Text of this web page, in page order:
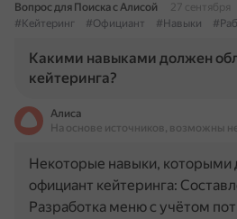
Вопрос для Поиска с Алисой
27 сентября
#Кейтеринг
#Официант #Навыки
Какими навыками должен
кейтеринга?
Алиса
На основе источников, возможны
Некоторые навыки, которыми
официант кейтеринга:
Разработка меню с учётом